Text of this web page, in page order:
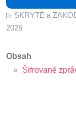
▷ SKRYTÉ a
2026
Obsah
Šifrované